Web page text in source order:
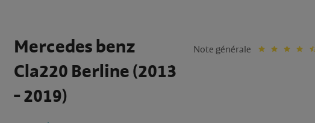
Mercedes benz
Cla220 Berline (2013
- 2019)
Note générale